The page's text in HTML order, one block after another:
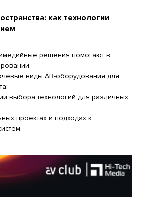
как технологии
решения помогают в
виды АВ-оборудования для
выбора технологий для различных
проектах и подходах к